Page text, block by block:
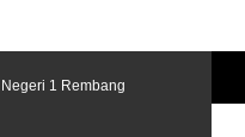
1 Rembang